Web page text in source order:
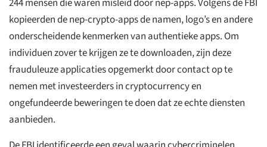
244 mensen die waren misleid door nep-apps. Volgens de FBI
kopieerden de nep-crypto-apps de namen, logo’s en andere
onderscheidende kenmerken van authentieke apps. Om
individuen zover te krijgen ze te downloaden, zijn deze
frauduleuze applicaties opgemerkt door contact op te
nemen met investeerders in cryptocurrency en
ongefundeerde beweringen te doen dat ze echte diensten
aanbieden.